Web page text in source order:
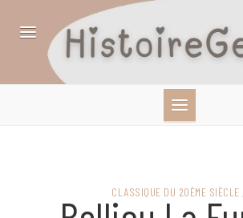
CLASSIQUE DU 20ÈME SIÈCLE